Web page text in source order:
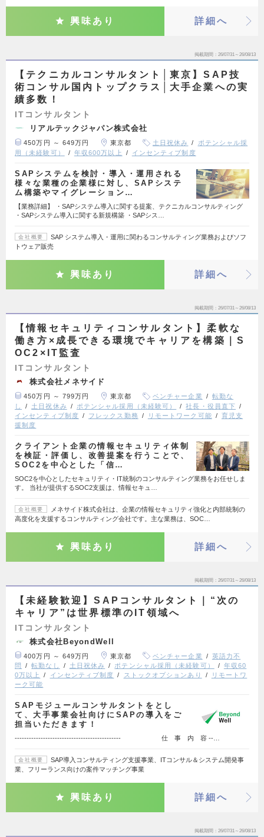
興味あり 詳細へ
掲載期間 26/07/31～26/08/13
【テクニカルコンサルタント│東京】SAP技
術コンサル国内トップクラス│大手企業への実
績多数！
ITコンサルタント
リアルテックジャパン株式会社
450万円 ～ 649万円 東京都 土日祝休み
ポテンシャル採
用（未経験可）
年収600万以上 インセンティブ制度
SAPシステムを検討・導入・運用される
様々な業種の企業様に対し、SAPシステ
ム構築やマイグレーション…
【業務詳細】 ・SAPシステム導入に関する提案、テクニカルコンサルティング
・SAPシステム導入に関する新規構築 ・SAPシス…
会社概要
SAP システム導入・運用に関わるコンサルティング業務およびソフ
トウェア販売
興味あり 詳細へ
掲載期間 26/07/31～26/08/13
【情報セキュリティコンサルタント】柔軟な
働き方×成長できる環境でキャリアを構築｜S
OC2×IT監査
ITコンサルタント
株式会社メネサイド
450万円 ～ 799万円 東京都 ベンチャー企業
転勤な
し
土日祝休み ポテンシャル採用（未経験可）
社長・役員直下
インセンティブ制度
フレックス勤務 リモートワーク可能
育児支
援制度
クライアント企業の情報セキュリティ体制
を検証・評価し、改善提案を行うことで、
SOC2を中心とした「信…
SOC2を中心としたセキュリティ・IT統制のコンサルティング業務をお任せしま
す。 当社が提供するSOC2支援は、情報セキュ…
会社概要
メネサイド株式会社は、企業の情報セキュリティ強化と内部統制の
高度化を支援するコンサルティング会社です。主な業務は、SOC…
興味あり 詳細へ
掲載期間 26/07/31～26/08/13
【未経験歓迎】SAPコンサルタント｜“次の
キャリア”は世界標準のIT領域へ
ITコンサルタント
株式会社BeyondWell
400万円 ～ 649万円 東京都 ベンチャー企業
英語力不
問
転勤なし 土日祝休み ポテンシャル採用（未経験可）
年収60
0万以上
インセンティブ制度 ストックオプションあり
リモートワ
ーク可能
SAPモジュールコンサルタントをとし
て、大手事業会社向けにSAPの導入をご
担当いただきます！
--------------------------------------------- 仕 事 内 容 --…
会社概要
SAP導入コンサルティング支援事業、ITコンサル＆システム開発事
業、フリーランス向けの案件マッチング事業
興味あり 詳細へ
掲載期間 26/07/31～26/08/13